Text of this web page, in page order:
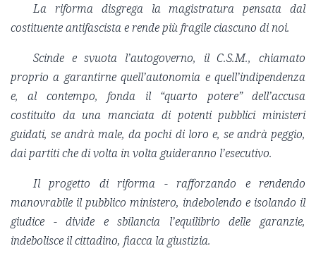
La riforma disgrega la magistratura pensata dal
costituente antifascista e rende più fragile ciascuno di noi.
Scinde e svuota l’autogoverno, il C.S.M., chiamato
proprio a garantirne quell’autonomia e quell’indipendenza
e, al contempo, fonda il “quarto potere” dell’accusa
costituito da una manciata di potenti pubblici ministeri
guidati, se andrà male, da pochi di loro e, se andrà peggio,
dai partiti che di volta in volta guideranno l’esecutivo.
Il progetto di riforma - rafforzando e rendendo
manovrabile il pubblico ministero, indebolendo e isolando il
giudice - divide e sbilancia l’equilibrio delle garanzie,
indebolisce il cittadino, fiacca la giustizia.